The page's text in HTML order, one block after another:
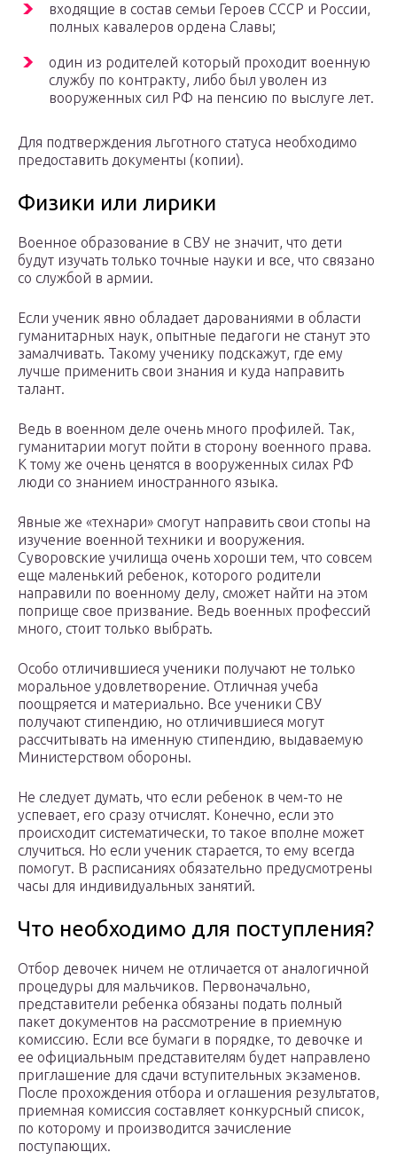
входящие в состав семьи Героев СССР и России,
полных кавалеров ордена Славы;
один из родителей который проходит военную
службу по контракту, либо был уволен из
вооруженных сил РФ на пенсию по выслуге лет.
Для подтверждения льготного статуса необходимо
предоставить документы (копии).
Физики или лирики
Военное образование в СВУ не значит, что дети
будут изучать только точные науки и все, что связано
со службой в армии.
Если ученик явно обладает дарованиями в области
гуманитарных наук, опытные педагоги не станут это
замалчивать. Такому ученику подскажут, где ему
лучше применить свои знания и куда направить
талант.
Ведь в военном деле очень много профилей. Так,
гуманитарии могут пойти в сторону военного права.
К тому же очень ценятся в вооруженных силах РФ
люди со знанием иностранного языка.
Явные же «технари» смогут направить свои стопы на
изучение военной техники и вооружения.
Суворовские училища очень хороши тем, что совсем
еще маленький ребенок, которого родители
направили по военному делу, сможет найти на этом
поприще свое призвание. Ведь военных профессий
много, стоит только выбрать.
Особо отличившиеся ученики получают не только
моральное удовлетворение. Отличная учеба
поощряется и материально. Все ученики СВУ
получают стипендию, но отличившиеся могут
рассчитывать на именную стипендию, выдаваемую
Министерством обороны.
Не следует думать, что если ребенок в чем-то не
успевает, его сразу отчислят. Конечно, если это
происходит систематически, то такое вполне может
случиться. Но если ученик старается, то ему всегда
помогут. В расписаниях обязательно предусмотрены
часы для индивидуальных занятий.
Что необходимо для поступления?
Отбор девочек ничем не отличается от аналогичной
процедуры для мальчиков. Первоначально,
представители ребенка обязаны подать полный
пакет документов на рассмотрение в приемную
комиссию. Если все бумаги в порядке, то девочке и
ее официальным представителям будет направлено
приглашение для сдачи вступительных экзаменов.
После прохождения отбора и оглашения результатов,
приемная комиссия составляет конкурсный список,
по которому и производится зачисление
поступающих.